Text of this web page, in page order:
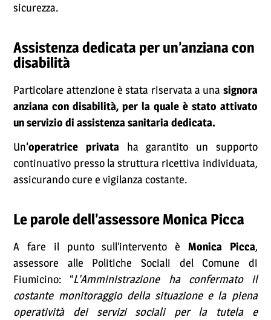
sicurezza.
Assistenza dedicata per un’anziana con
disabilità
Particolare attenzione è stata riservata a una signora
anziana con disabilità, per la quale è stato attivato
un servizio di assistenza sanitaria dedicata.
Un’operatrice privata ha garantito un supporto
continuativo presso la struttura ricettiva individuata,
assicurando cure e vigilanza costante.
Le parole dell’assessore Monica Picca
A fare il punto sull’intervento è Monica Picca,
assessore alle Politiche Sociali del Comune di
Fiumicino: “L’Amministrazione ha confermato il
costante monitoraggio della situazione e la piena
operatività dei servizi sociali per la tutela e